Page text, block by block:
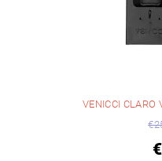
VENICCI CLARO